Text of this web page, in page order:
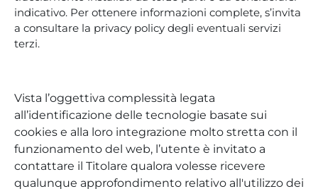
indicativo. Per ottenere informazioni complete, s’invita
a consultare la privacy policy degli eventuali servizi
terzi.
Vista l’oggettiva complessità legata
all’identificazione delle tecnologie basate sui
cookies e alla loro integrazione molto stretta con il
funzionamento del web, l’utente è invitato a
contattare il Titolare qualora volesse ricevere
qualunque approfondimento relativo all'utilizzo dei